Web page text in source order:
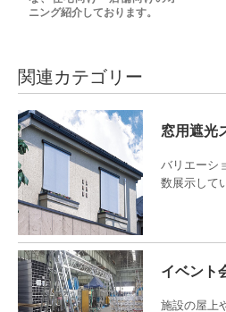
ニング紹介しております。
関連カテゴリー
窓用遮光
バリエーシ
数展示して
イベント
施設の屋上